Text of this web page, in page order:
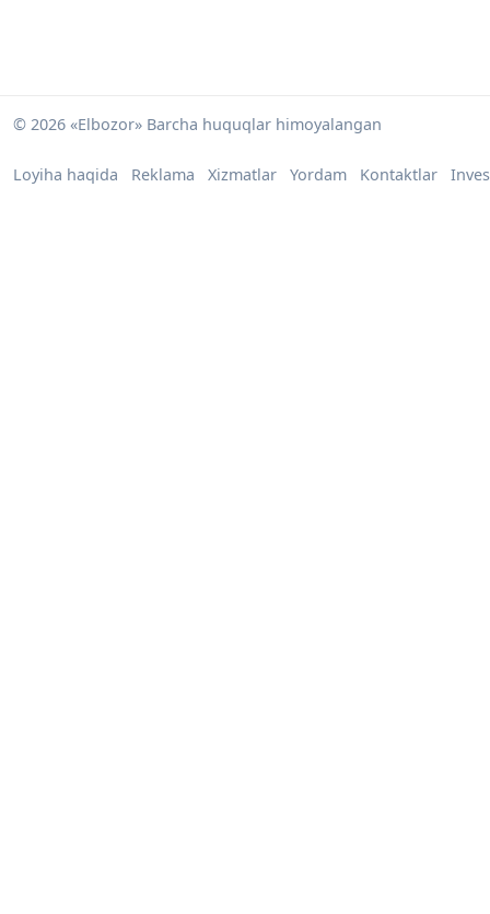
© 2026 «Elbozor» Barcha huquqlar himoyalangan
Loyiha haqida Reklama Xizmatlar Yordam Kontaktlar